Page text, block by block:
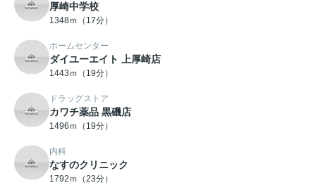
厚崎中学校
1348ｍ（17分）
ホームセンター
ダイユーエイト 上厚崎店
1443ｍ（19分）
ドラッグストア
カワチ薬品 黒磯店
1496ｍ（19分）
内科
なすのクリニック
1792ｍ（23分）